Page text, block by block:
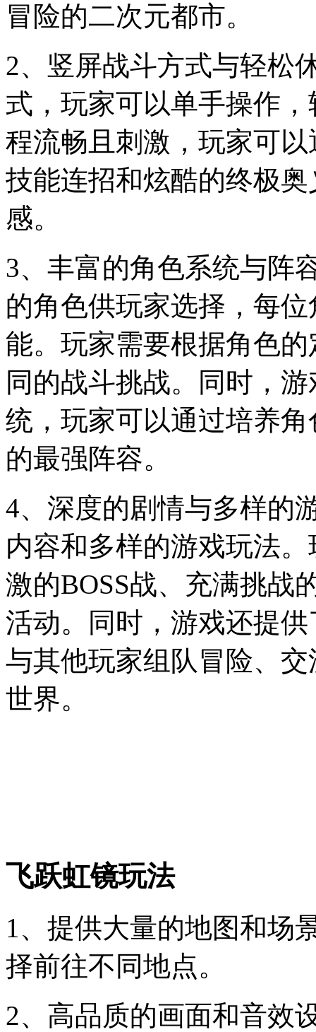
冒险的二次元都市。
2、竖屏战斗方式与轻松
式，玩家可以单手操作
程流畅且刺激，玩家可
技能连招和炫酷的终极
感。
3、丰富的角色系统与阵
的角色供玩家选择，每
能。玩家需要根据角色
同的战斗挑战。同时，
统，玩家可以通过培养
的最强阵容。
4、深度的剧情与多样的
内容和多样的游戏玩法
激的BOSS战、充满挑战
活动。同时，游戏还提
与其他玩家组队冒险、
世界。
飞跃虹镜玩法
1、提供大量的地图和场
择前往不同地点。
2、高品质的画面和音效